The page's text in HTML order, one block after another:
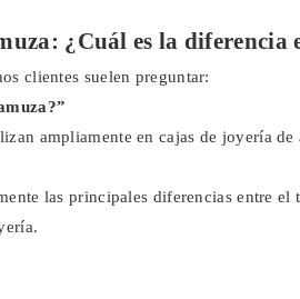
¿Cuál es la diferencia
clientes suelen preguntar:
ampliamente en cajas de joyería
las principales diferencias entre